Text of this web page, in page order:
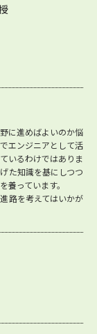
に進めばよいのか悩
エンジニアとして活
いるわけではありま
た知識を基にしつつ
っています。
路を考えてはいかが